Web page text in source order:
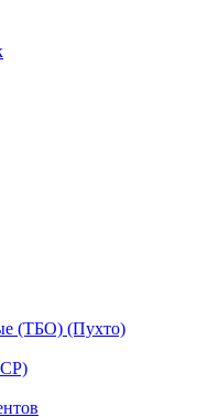
(ТБО) (Пухто)